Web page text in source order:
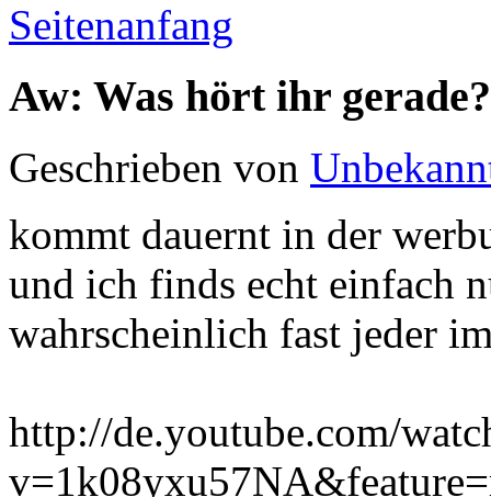
Seitenanfang
Aw: Was hört ihr gerade?
Geschrieben von
kommt dauernt in der
und ich finds echt einfach
wahrscheinlich fast jeder
http://de.youtube.com/